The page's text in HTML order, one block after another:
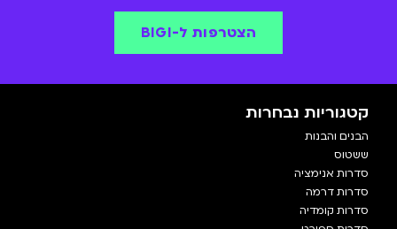
הצטרפו אלינו ותראו את המסע של עמיקם ב-BIGI
!
הצטרפות ל-BIGI
קטגוריות נבחרות
הבנים והבנות
ששטוס
סדרות אנימציה
סדרות דרמה
סדרות קומדיה